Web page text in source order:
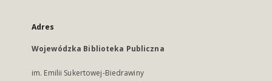
Adres
Wojewódzka Biblioteka Publiczna
im. Emilii Sukertowej-Biedrawiny